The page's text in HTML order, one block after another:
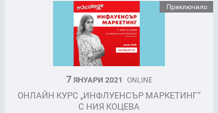
Приключило
7ЯНУАРИ 2021 ONLINE
ОНЛАЙН КУРС „ИНФЛУЕНСЪР МАРКЕТИНГ“
С НИЯ КОЦЕВА